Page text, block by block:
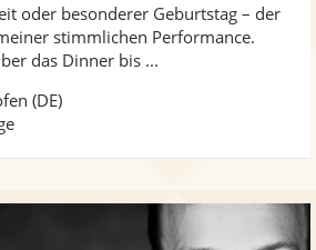
Fotos
5
oder besonderer Geburtstag – der
stimmlichen Performance.
das Dinner bis ...
(DE)